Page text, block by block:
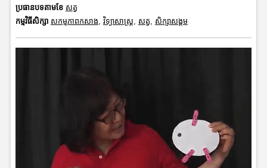
ប្រធានបទតាមខែ សត្វ
កម្មវិធីសិក្សា សកម្មភាពកសាង វិទ្យាសាស្រ្ត សត្វ សិក្សាសង្គម